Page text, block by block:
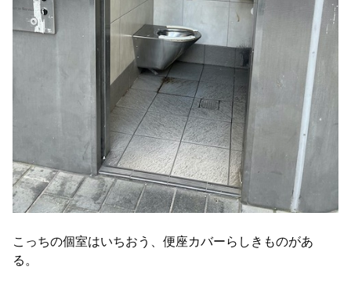
こっちの個室はいちおう、便座カバーらしきものがあ
る。